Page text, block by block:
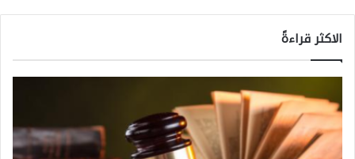
الاكثر قراءةً